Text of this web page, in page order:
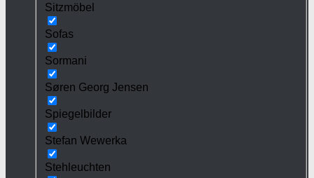
Sitzmöbel
Sofas
Sormani
Søren Georg Jensen
Spiegelbilder
Stefan Wewerka
Stehleuchten